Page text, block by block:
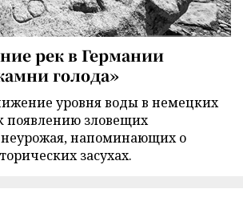
рек в Германии
голода»
уровня воды в немецких
появлению зловещих
напоминающих о
засухах.